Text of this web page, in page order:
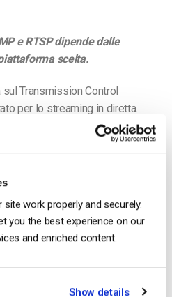
work properly and securely.
you the best experience on our
and enriched content.
Show details
e RTSP dipende dalle
scelta.
Transmission Control
per lo streaming in diretta.
Flash Player.
è sicuro e può trasmettere
accessibile agli spettatori
o piattaforme secondarie
Inoltre, facilita le